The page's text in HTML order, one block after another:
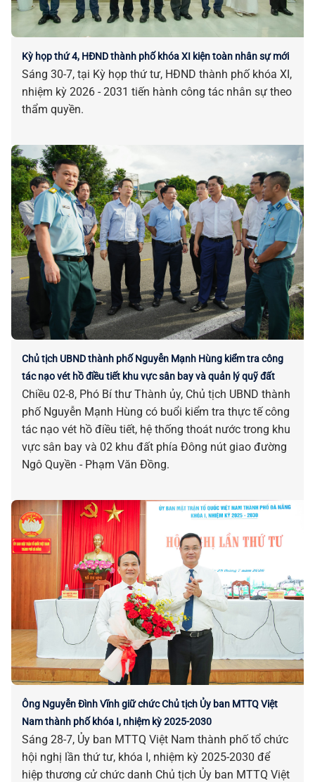
Kỳ họp thứ 4, HĐND thành phố khóa XI kiện toàn nhân sự mới
Sáng 30-7, tại Kỳ họp thứ tư, HĐND thành phố khóa XI,
nhiệm kỳ 2026 - 2031 tiến hành công tác nhân sự theo
thẩm quyền.
Chủ tịch UBND thành phố Nguyễn Mạnh Hùng kiểm tra công
tác nạo vét hồ điều tiết khu vực sân bay và quản lý quỹ đất
Chiều 02-8, Phó Bí thư Thành ủy, Chủ tịch UBND thành
phố Nguyễn Mạnh Hùng có buổi kiểm tra thực tế công
tác nạo vét hồ điều tiết, hệ thống thoát nước trong khu
vực sân bay và 02 khu đất phía Đông nút giao đường
Ngô Quyền - Phạm Văn Đồng.
Ông Nguyễn Đình Vĩnh giữ chức Chủ tịch Ủy ban MTTQ Việt
Nam thành phố khóa I, nhiệm kỳ 2025-2030
Sáng 28-7, Ủy ban MTTQ Việt Nam thành phố tổ chức
hội nghị lần thứ tư, khóa I, nhiệm kỳ 2025-2030 để
hiệp thương cử chức danh Chủ tịch Ủy ban MTTQ Việt